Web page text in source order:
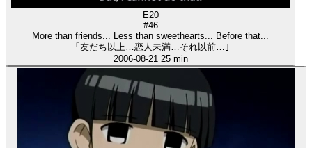
E20
#46
More than friends... Less than sweethearts... Before that...
「友だち以上…恋人未満…それ以前…｣
2006-08-21 25 min